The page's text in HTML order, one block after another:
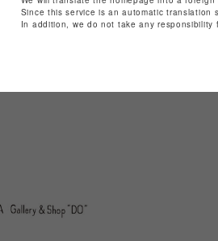
Since this service is an automatic translation
In addition, we do not take any responsibility